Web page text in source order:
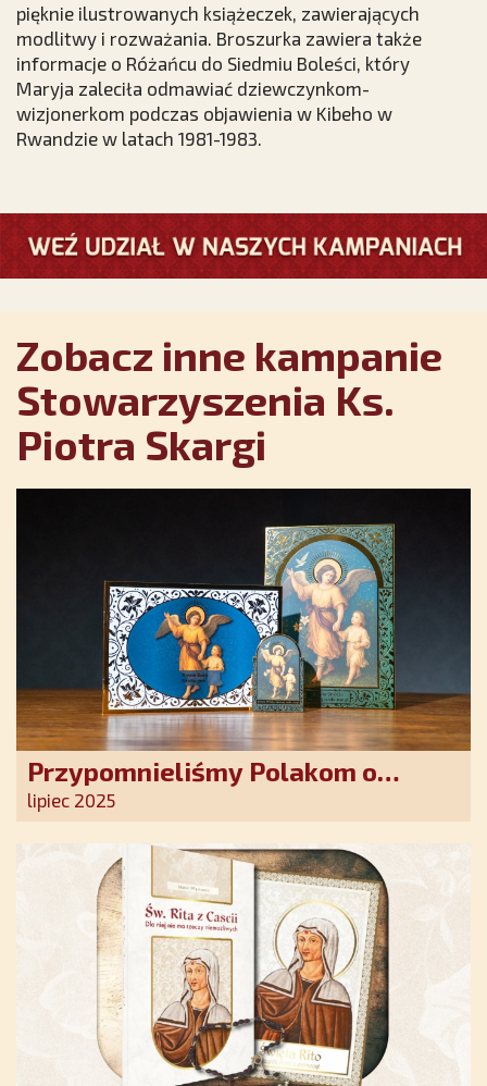
pięknie ilustrowanych książeczek, zawierających
modlitwy i rozważania. Broszurka zawiera także
informacje o Różańcu do Siedmiu Boleści, który
Maryja zaleciła odmawiać dziewczynkom-
wizjonerkom podczas objawienia w Kibeho w
Rwandzie w latach 1981-1983.
Zobacz inne kampanie
Stowarzyszenia Ks.
Piotra Skargi
Przypomnieliśmy Polakom o
obecności Anioła Stróża!
lipiec 2025